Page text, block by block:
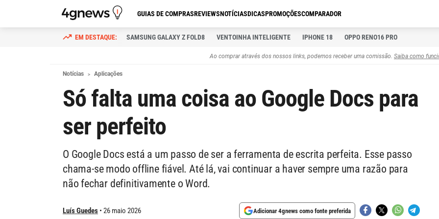
GUIAS DE COMPRASREVIEWSNOTÍCIASDICASPROMOÇÕESCOMPARADOR
SAMSUNG GALAXY Z FOLD8 VENTOINHA INTELIGENTE IPHONE 18 OPPO RENO16 PRO
Ao comprar através dos nossos links, podemos receber uma comissão. Saiba como
Notícias Aplicações
Só falta uma coisa ao Google Docs para
ser perfeito
O Google Docs está a um passo de ser a ferramenta de escrita perfeita. Esse passo
chama-se modo offline fiável. Até lá, vai continuar a haver sempre uma razão para
não fechar definitivamente o Word.
Luís Guedes 26 maio 2026 Adicionar 4gnews como fonte preferida